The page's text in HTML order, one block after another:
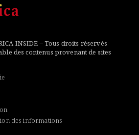
INSIDE – Tous droits réservés
des contenus provenant de sites
des informations